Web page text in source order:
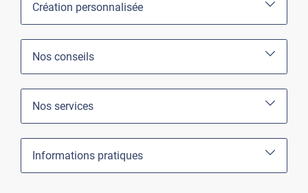
Création personnalisée
Nos conseils
Nos services
Informations pratiques